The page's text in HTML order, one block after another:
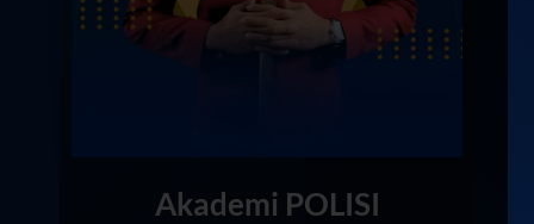
Akademi POLISI